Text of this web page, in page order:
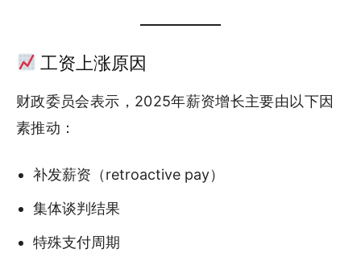
工资上涨原因
财政委员会表示，2025年薪资增长主要由以下因
素推动：
补发薪资（retroactive pay）
集体谈判结果
特殊支付周期